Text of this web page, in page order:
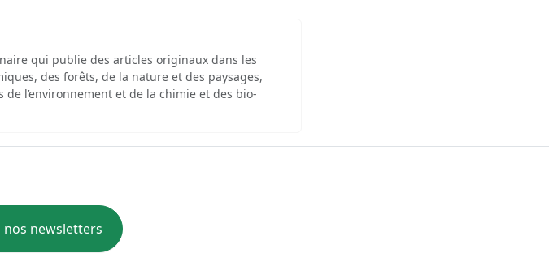
qui publie des articles originaux dans les
des forêts, de la nature et des paysages,
de l’environnement et de la chimie et des bio-
nos newsletters